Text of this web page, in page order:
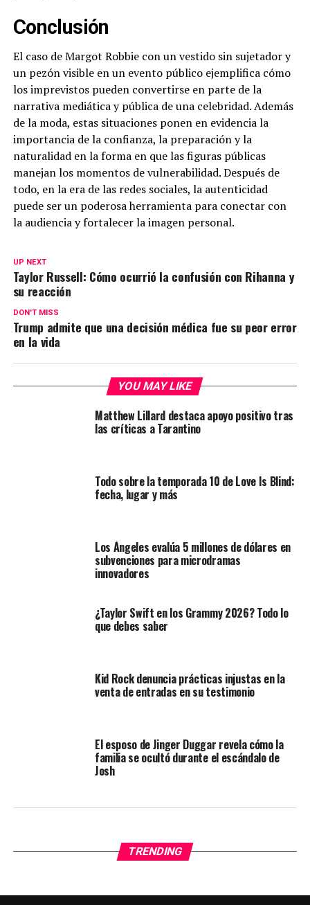
Conclusión
El caso de Margot Robbie con un vestido sin sujetador y
un pezón visible en un evento público ejemplifica cómo
los imprevistos pueden convertirse en parte de la
narrativa mediática y pública de una celebridad. Además
de la moda, estas situaciones ponen en evidencia la
importancia de la confianza, la preparación y la
naturalidad en la forma en que las figuras públicas
manejan los momentos de vulnerabilidad. Después de
todo, en la era de las redes sociales, la autenticidad
puede ser un poderosa herramienta para conectar con
la audiencia y fortalecer la imagen personal.
UP NEXT
Taylor Russell: Cómo ocurrió la confusión con Rihanna y
su reacción
DON'T MISS
Trump admite que una decisión médica fue su peor error
en la vida
YOU MAY LIKE
Matthew Lillard destaca apoyo positivo tras
las críticas a Tarantino
Todo sobre la temporada 10 de Love Is Blind:
fecha, lugar y más
Los Ángeles evalúa 5 millones de dólares en
subvenciones para microdramas
innovadores
¿Taylor Swift en los Grammy 2026? Todo lo
que debes saber
Kid Rock denuncia prácticas injustas en la
venta de entradas en su testimonio
El esposo de Jinger Duggar revela cómo la
familia se ocultó durante el escándalo de
Josh
TRENDING